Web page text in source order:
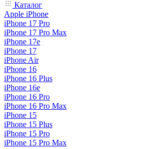
Каталог
Apple iPhone
iPhone 17 Pro
iPhone 17 Pro Max
iPhone 17e
iPhone 17
iPhone Air
iPhone 16
iPhone 16 Plus
iPhone 16e
iPhone 16 Pro
iPhone 16 Pro Max
iPhone 15
iPhone 15 Plus
iPhone 15 Pro
iPhone 15 Pro Max